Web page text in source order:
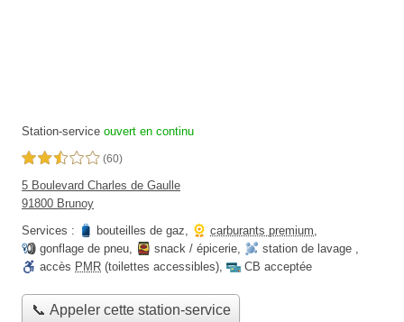
Station-service ouvert en continu
2,5 étoiles sur 5 (60)
5 Boulevard Charles de Gaulle
91800 Brunoy
Services :
bouteilles de gaz, carburants premium,
gonflage de pneu, snack / épicerie, station de lavage ,
accès PMR (toilettes accessibles), CB acceptée
📞 Appeler cette station-service